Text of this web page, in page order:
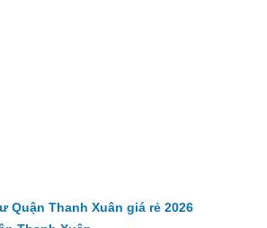
Quận Thanh Xuân giá rẻ 2026